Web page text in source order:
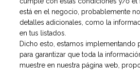
está en el negocio, probablemente
detalles adicionales, como la
en tus listados.
Dicho esto, estamos implementando
para garantizar que toda la
muestre en nuestra página web,